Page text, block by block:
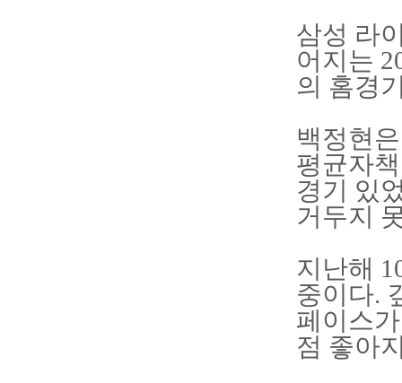
삼성 라
어지는
의 홈경
백정현
평균자
경기 있
거두지
지난해
중이다.
페이스
점 좋아